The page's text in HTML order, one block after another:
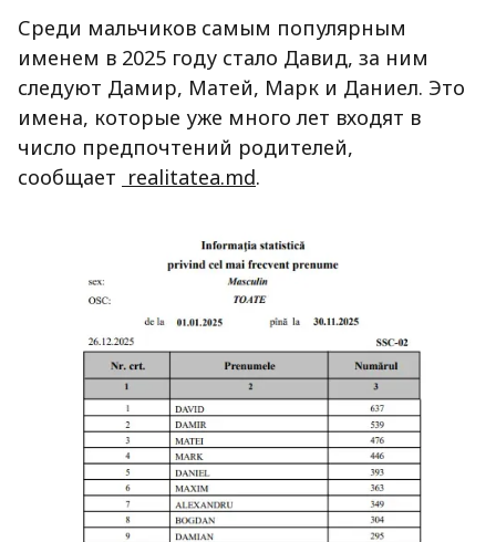
Среди мальчиков самым популярным
именем в 2025 году стало Давид, за ним
следуют Дамир, Матей, Марк и Даниел. Это
имена, которые уже много лет входят в
число предпочтений родителей,
сообщает realitatea.md.